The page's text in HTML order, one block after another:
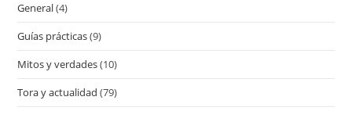
General(4)
Guías prácticas(9)
Mitos y verdades(10)
Tora y actualidad (79)